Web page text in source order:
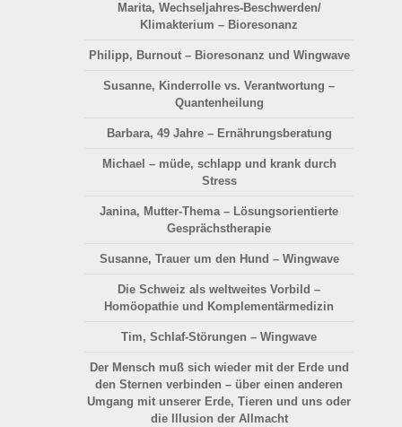
Marita, Wechseljahres-Beschwerden/
Klimakterium – Bioresonanz
Philipp, Burnout – Bioresonanz und Wingwave
Susanne, Kinderrolle vs. Verantwortung –
Quantenheilung
Barbara, 49 Jahre – Ernährungsberatung
Michael – müde, schlapp und krank durch
Stress
Janina, Mutter-Thema – Lösungsorientierte
Gesprächstherapie
Susanne, Trauer um den Hund – Wingwave
Die Schweiz als weltweites Vorbild –
Homöopathie und Komplementärmedizin
Tim, Schlaf-Störungen – Wingwave
Der Mensch muß sich wieder mit der Erde und
den Sternen verbinden – über einen anderen
Umgang mit unserer Erde, Tieren und uns oder
die Illusion der Allmacht